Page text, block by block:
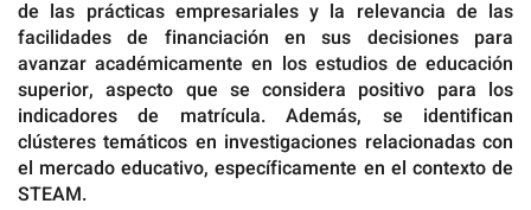
de las prácticas empresariales y la relevancia de las
facilidades de financiación en sus decisiones para
avanzar académicamente en los estudios de educación
superior, aspecto que se considera positivo para los
indicadores de matrícula. Además, se identifican
clústeres temáticos en investigaciones relacionadas con
el mercado educativo, específicamente en el contexto de
STEAM.